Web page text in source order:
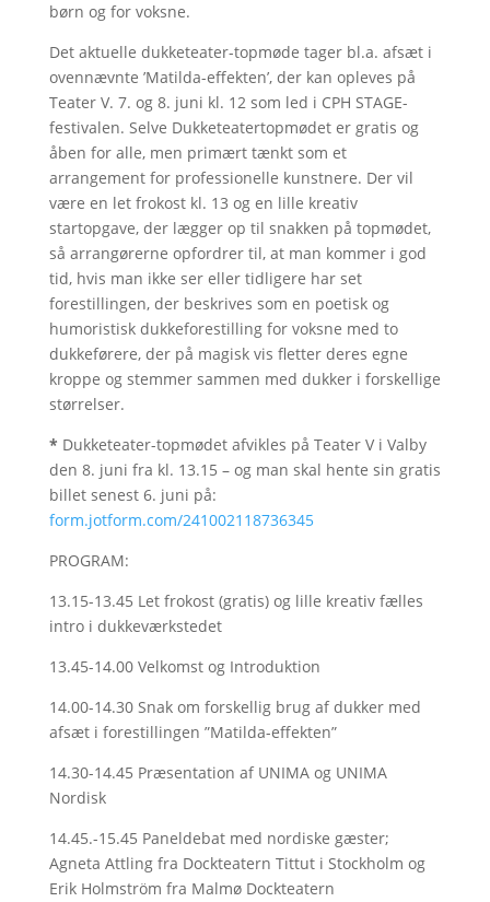
børn og for voksne.
Det aktuelle dukketeater-topmøde tager bl.a. afsæt i
ovennævnte ’Matilda-effekten’, der kan opleves på
Teater V. 7. og 8. juni kl. 12 som led i CPH STAGE-
festivalen. Selve Dukketeatertopmødet er gratis og
åben for alle, men primært tænkt som et
arrangement for professionelle kunstnere. Der vil
være en let frokost kl. 13 og en lille kreativ
startopgave, der lægger op til snakken på topmødet,
så arrangørerne opfordrer til, at man kommer i god
tid, hvis man ikke ser eller tidligere har set
forestillingen, der beskrives som en poetisk og
humoristisk dukkeforestilling for voksne med to
dukkeførere, der på magisk vis fletter deres egne
kroppe og stemmer sammen med dukker i forskellige
størrelser.
* Dukketeater-topmødet afvikles på Teater V i Valby
den 8. juni fra kl. 13.15 – og man skal hente sin gratis
billet senest 6. juni på:
form.jotform.com/241002118736345
PROGRAM:
13.15-13.45 Let frokost (gratis) og lille kreativ fælles
intro i dukkeværkstedet
13.45-14.00 Velkomst og Introduktion
14.00-14.30 Snak om forskellig brug af dukker med
afsæt i forestillingen ”Matilda-effekten”
14.30-14.45 Præsentation af UNIMA og UNIMA
Nordisk
14.45.-15.45 Paneldebat med nordiske gæster;
Agneta Attling fra Dockteatern Tittut i Stockholm og
Erik Holmström fra Malmø Dockteatern